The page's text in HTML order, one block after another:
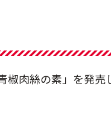
椒肉絲の素」を発売